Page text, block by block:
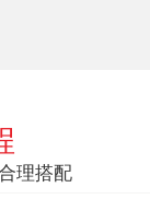
理搭配